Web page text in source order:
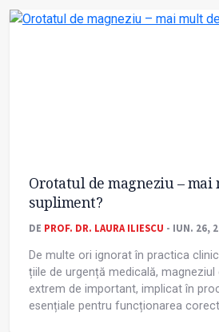
Copiii europeni, într-o formă fizică tot
Demersuri pentru acces
Orotatul de magneziu –
supliment?
DE PROF. DR. LAURA ILIESCU - IUN. 26,
De multe ori ignorat în practica
țiile de urgență medicală,
extrem de important, implicat în
esențiale pentru funcționarea